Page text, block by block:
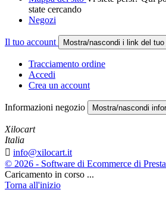
state cercando
Negozi
Il tuo account Mostra/nascondi i link del
Tracciamento ordine
Accedi
Crea un account
Informazioni negozio Mostra/nascondi
Xilocart
Italia
 info@xilocart.it
© 2026 - Software di Ecommerce di
Caricamento in corso ...
Torna all'inizio